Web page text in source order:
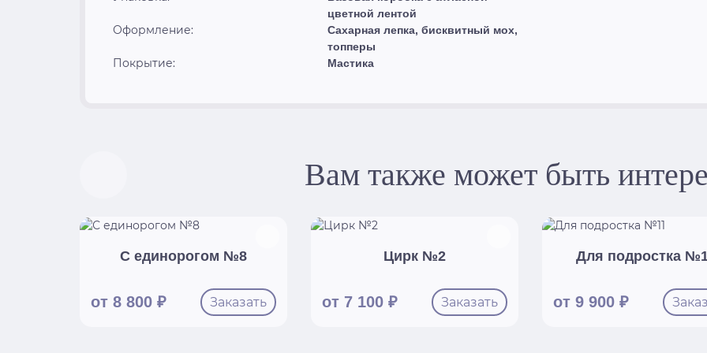
цветной лентой
Оформление:
Сахарная лепка, бисквитный мох,
топперы
Покрытие: Мастика
Вам также может быть
С единорогом №8
от 8 800 ₽ Заказать
Цирк №2
от 7 100 ₽ Заказать
Для подростка
от 9 900 ₽